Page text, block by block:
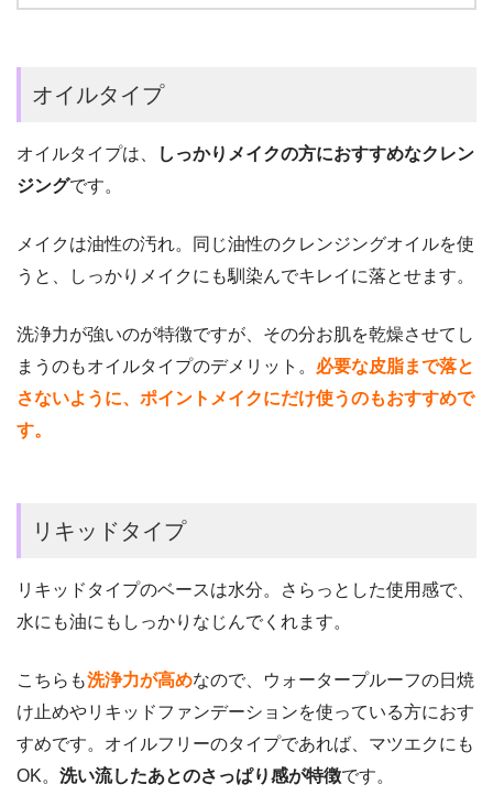
オイルタイプ
オイルタイプは、
しっかりメイクの方におすすめなクレン
ジングです。
メイクは油性の汚れ。同じ油性のクレンジングオイルを使
うと、しっかりメイクにも馴染んでキレイに落とせます。
洗浄力が強いのが特徴ですが、その分お肌を乾燥させてし
まうのもオイルタイプのデメリット。 必要な皮脂まで落と
さないように、ポイントメイクにだけ使うのもおすすめで
す。
リキッドタイプ
リキッドタイプのベースは水分。さらっとした使用感で、
水にも油にもしっかりなじんでくれます。
こちらも洗浄力が高めなので、ウォータープルーフの日焼
け止めやリキッドファンデーションを使っている方におす
すめです。 オイルフリーのタイプであれば、マツエクにも
OK。 洗い流したあとのさっぱり感が特徴です。